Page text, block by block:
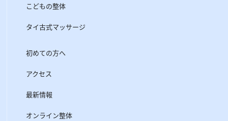
こどもの整体
タイ古式マッサージ
初めての方へ
アクセス
最新情報
オンライン整体